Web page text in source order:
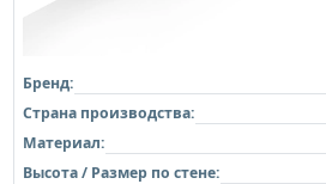
Бренд:
Страна производства:
Материал:
Высота / Размер по стене: